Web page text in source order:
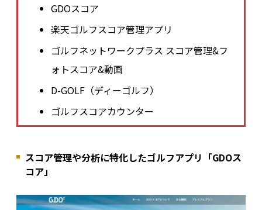
GDOスコア
楽天ゴルフスコア管理アプリ
ゴルフネットワークプラス スコア管理&フ
ォトスコア&動画
D-GOLF（ディーゴルフ）
ゴルフスコアカウンター
スコア管理や分析に特化したゴルフアプリ「GDOス
コア」